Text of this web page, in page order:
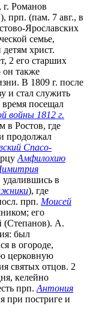
Романов
прп. (пам. 7 авг., в
Ярославских
семье,
христ.
2 его старших
он также
В 1809 г. после
и стал служить
посещал
войны 1812 г.
в Ростов, где
продолжал
Спасо-
Амфилохию
удалившись в
), где
прп. Моисей
его
(Степанов). А.
был
в огороде,
церковную
святых отцов. 2
келейно
прп. Антония
при постриге и